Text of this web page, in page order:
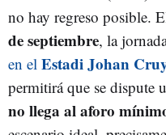
no hay regreso posible.
de septiembre, la
en el Estadi Johan
permitirá que se dispute
no llega al aforo